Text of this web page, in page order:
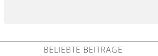
BELIEBTE BEITRÄGE